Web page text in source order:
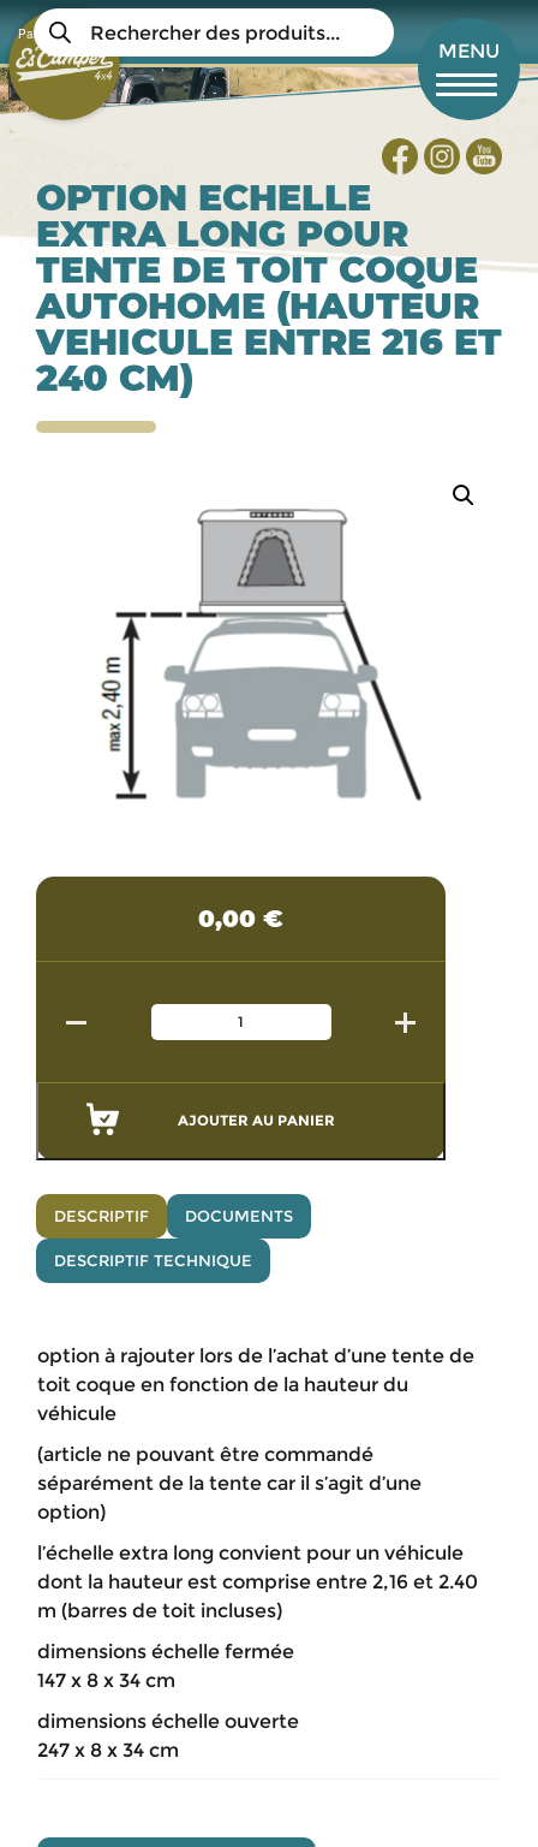
Aller
au
contenu
principal
Panier Mon compte
Recherche
de
produits
MENU
OPTION ECHELLE
EXTRA LONG POUR
TENTE DE TOIT COQUE
AUTOHOME (HAUTEUR
VEHICULE ENTRE 216 ET
240 CM)
AJOUTER AU PANIER
0,00€
DESCRIPTIF DOCUMENTS
DESCRIPTIF TECHNIQUE
option à rajouter lors de l’achat d’une tente de
toit coque en fonction de la hauteur du
véhicule
(article ne pouvant être commandé
séparément de la tente car il s’agit d’une
option)
l’échelle extra long convient pour un véhicule
dont la hauteur est comprise entre 2,16 et 2.40
m (barres de toit incluses)
dimensions échelle fermée
147 x 8 x 34 cm
dimensions échelle ouverte
247 x 8 x 34 cm